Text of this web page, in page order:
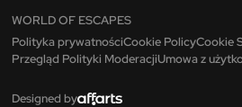
WORLD OF ESCAPES
Polityka prywatnościCookie PolicyCookie
Przegląd Polityki ModeracjiUmowa z
Designed by